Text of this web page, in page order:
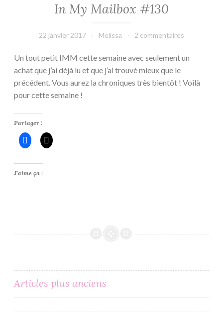
In My Mailbox #130
22 janvier 2017 Melissa 2 commentaires
Un tout petit IMM cette semaine avec seulement un
achat que j’ai déjà lu et que j’ai trouvé mieux que le
précédent. Vous aurez la chroniques très bientôt ! Voilà
pour cette semaine !
Partager :
J’aime ça :
Navigation
des
Articles plus anciens